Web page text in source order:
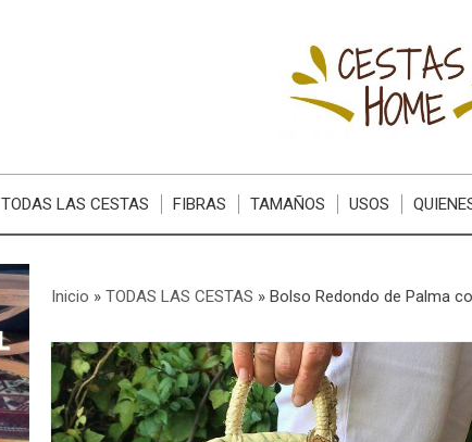
TODAS LAS CESTAS FIBRAS TAMAÑOS USOS
Inicio » TODAS LAS CESTAS » Bolso Redondo de Palma